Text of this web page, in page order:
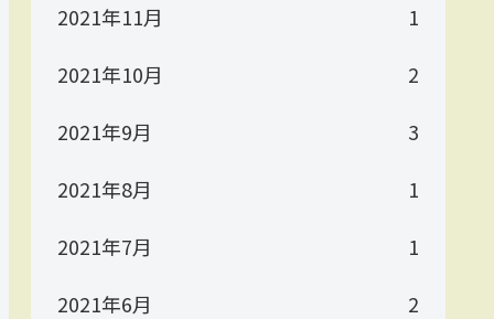
2021年11月
1
2021年10月
2
2021年9月
3
2021年8月
1
2021年7月
1
2021年6月
2